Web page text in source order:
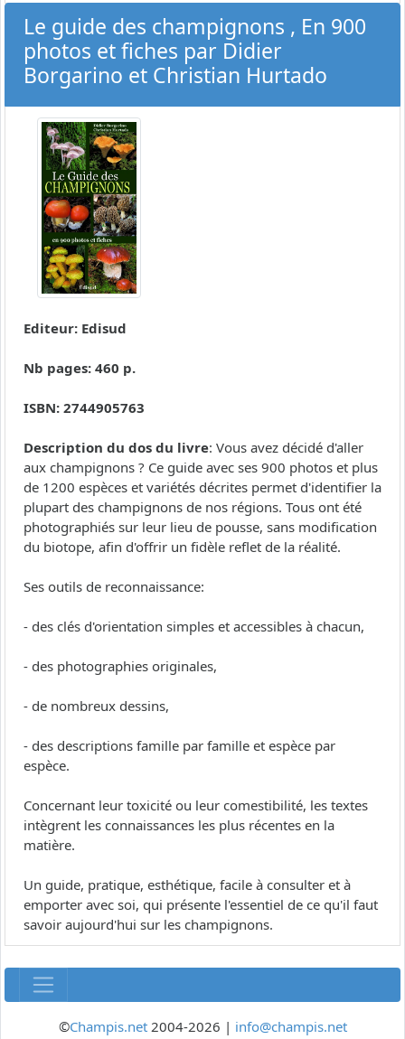
Le guide des champignons , En 900
photos et fiches par Didier
Borgarino et Christian Hurtado
Editeur: Edisud
Nb pages: 460 p.
ISBN: 2744905763
Description du dos du livre: Vous avez décidé d'aller
aux champignons ? Ce guide avec ses 900 photos et plus
de 1200 espèces et variétés décrites permet d'identifier la
plupart des champignons de nos régions. Tous ont été
photographiés sur leur lieu de pousse, sans modification
du biotope, afin d'offrir un fidèle reflet de la réalité.
Ses outils de reconnaissance:
- des clés d'orientation simples et accessibles à chacun,
- des photographies originales,
- de nombreux dessins,
- des descriptions famille par famille et espèce par
espèce.
Concernant leur toxicité ou leur comestibilité, les textes
intègrent les connaissances les plus récentes en la
matière.
Un guide, pratique, esthétique, facile à consulter et à
emporter avec soi, qui présente l'essentiel de ce qu'il faut
savoir aujourd'hui sur les champignons.
©Champis.net2004-2026 | info@champis.net